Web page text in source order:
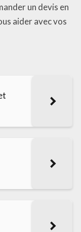
un devis en
aider avec vos